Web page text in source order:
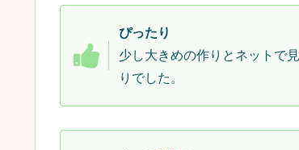
ぴったり
少し大きめの作りとネットで
りでした。